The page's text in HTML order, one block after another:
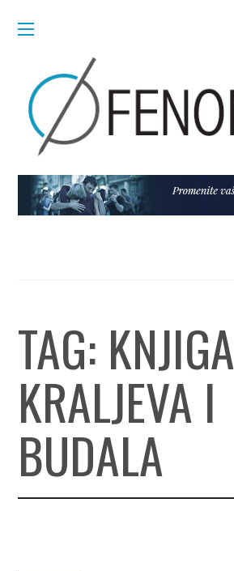
TAG: KNJIGA
KRALJEVA I
BUDALA